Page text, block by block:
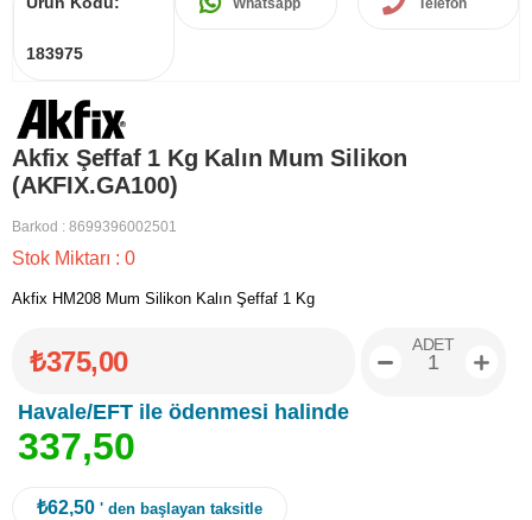
183975
Akfix Şeffaf 1 Kg Kalın Mum Silikon
(AKFIX.GA100)
Barkod : 8699396002501
Stok Miktarı : 0
Akfix HM208 Mum Silikon Kalın Şeffaf 1 Kg
₺375,00
Havale/EFT ile ödenmesi halinde
337,50
ADET
₺62,50 ' den başlayan taksitle